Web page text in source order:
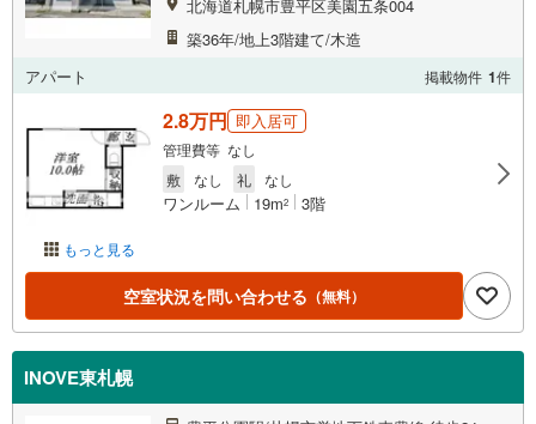
北海道札幌市豊平区美園五条004
築36年/地上3階建て/木造
アパート
掲載物件 1件
もっと見る
2.8万円 即入居可
管理費等 なし
敷
なし 礼 なし
ワンルーム 19m2 3階
空室状況を問い合わせる （無料）
INOVE東札幌